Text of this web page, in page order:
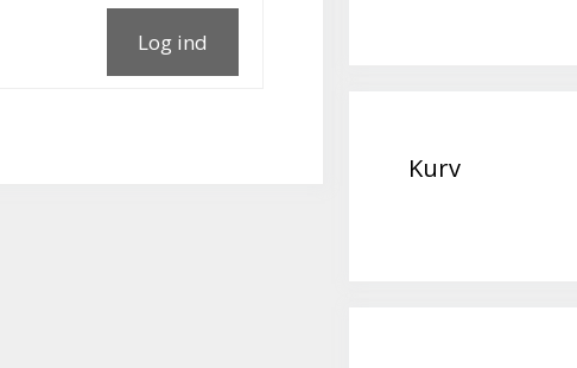
Log ind
Kurv